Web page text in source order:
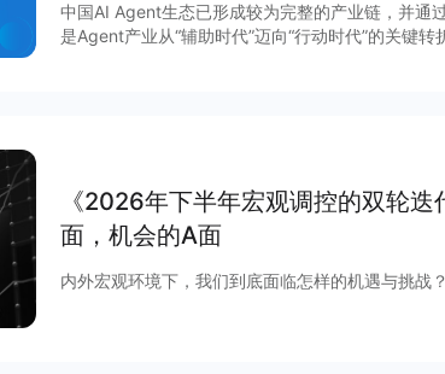
中国AI Agent生态已形成较为完整的产业链，并通
是Agent产业从“辅助时代”迈向“行动时代”的关键
《2026年下半年宏观调控的双轮
面，机会的A面
内外宏观环境下，我们到底面临怎样的机遇与挑战？